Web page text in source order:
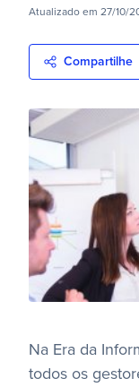
Atualizado em 27/10/
Compartilhe
Na Era da
todos os